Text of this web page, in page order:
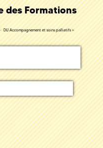
des Formations
DU Accompagnement et soins palliatifs